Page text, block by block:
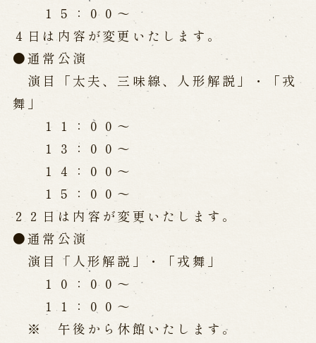
歴史
淡路島と国生み神話
淡路人形浄瑠璃の歴史
南あわじ市の伝統芸能
ご利用案内
営業日時・料金
お問い合わせ
メールでお問い合わせ
お電話でお問い合わせ
予約
１５：００～
４日は内容が変更いたします。
●通常公演
演目「太夫、三味線、人形解説」・「戎
舞」
１１：００～
１３：００～
１４：００～
１５：００～
２２日は内容が変更いたします。
●通常公演
演目「人形解説」・「戎舞」
１０：００～
１１：００～
※ 午後から休館いたします。